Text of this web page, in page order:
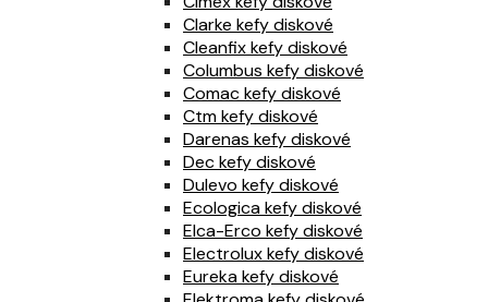
Clarke kefy diskové
Cleanfix kefy diskové
Columbus kefy diskové
Comac kefy diskové
Ctm kefy diskové
Darenas kefy diskové
Dec kefy diskové
Dulevo kefy diskové
Ecologica kefy diskové
Elca-Erco kefy diskové
Electrolux kefy diskové
Eureka kefy diskové